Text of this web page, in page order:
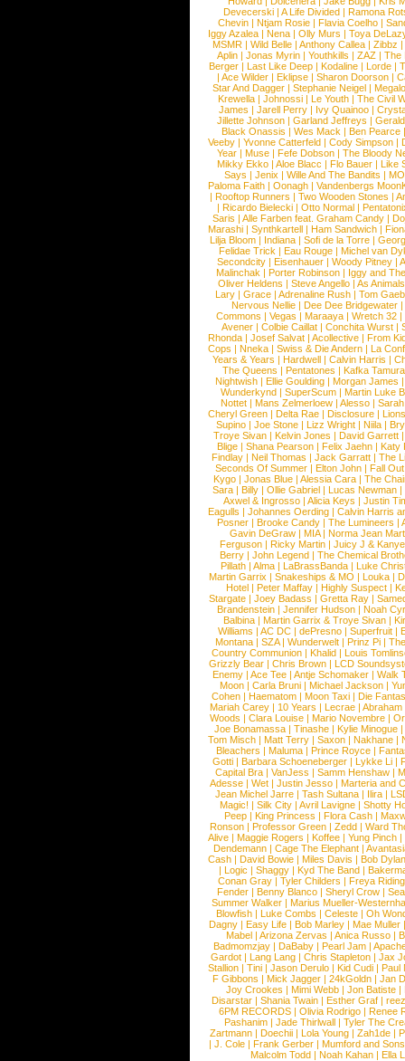
Devecerski |A Life Divided |Ramona
Chevin |Ntjam Rosie |Flavia Coelho |
Iggy Azalea | Nena | Olly Murs | Toya
MSMR |Wild Belle |Anthony Callea |Zibbz
Aplin | Jonas Myrin | Youthkills | ZAZ | The
Berger |Last Like Deep |Kodaline |Lorde |
|Ace Wilder |Eklipse |Sharon Doorson |
Star And Dagger | Stephanie Neigel |
Krewella | Johnossi | Le Youth | The Civil
James | Jarell Perry | Ivy Quainoo |
Jillette Johnson | Garland Jeffreys |
Black Onassis | Wes Mack | Ben Pearce
Veeby | Yvonne Catterfeld | Cody Simpson |
Year |Muse |Fefe Dobson |The Bloody
Mikky Ekko | Aloe Blacc | Flo Bauer | Like
Says | Jenix | Wille And The Bandits | MO
Paloma Faith |Oonagh |Vandenbergs
|Rooftop Runners |Two Wooden Stones |
| Ricardo Bielecki | Otto Normal |
Saris | Alle Farben feat. Graham Candy |
Marashi | Synthkartell | Ham Sandwich |
Lilja Bloom | Indiana | Sofi de la Torre |
Felidae Trick | Eau Rouge | Michel van
Secondcity |Eisenhauer |Woody Pitney |
Malinchak |Porter Robinson | Iggy and
Oliver Heldens |Steve Angello |As Animals
Lary | Grace | Adrenaline Rush | Tom
Nervous Nellie | Dee Dee Bridgewater |
Commons |Vegas |Maraaya |Wretch 32 |
Avener | Colbie Caillat | Conchita Wurst |
Rhonda | Josef Salvat | Acollective | From
Cops | Nneka | Swiss & Die Andern | La
Years & Years |Hardwell |Calvin Harris |
The Queens | Pentatones | Kafka Tamura
Nightwish |Ellie Goulding |Morgan James
Wunderkynd | SuperScum | Martin Luke
Nottet |Mans Zelmerloew |Alesso |
Cheryl Green |Delta Rae |Disclosure |
Supino |Joe Stone |Lizz Wright |Niila |
Troye Sivan | Kelvin Jones | David Garrett
Blige | Shana Pearson | Felix Jaehn | Katy
Findlay |Neil Thomas |Jack Garratt |The
Seconds Of Summer |Elton John |Fall
Kygo |Jonas Blue |Alessia Cara |The
Sara |Billy |Ollie Gabriel |Lucas Newman |
Axwel & Ingrosso | Alicia Keys | Justin
Eagulls |Johannes Oerding |Calvin Harris
Posner |Brooke Candy |The Lumineers |
Gavin DeGraw | MIA| Norma Jean
Ferguson | Ricky Martin | Juicy J &
Berry | John Legend | The Chemical
Pillath |Alma |LaBrassBanda |Luke
Martin Garrix | Snakeships & MO | Louka |
Hotel | Peter Maffay | Highly Suspect |
Stargate |Joey Badass |Gretta Ray |
Brandenstein |Jennifer Hudson |Noah
Balbina | Martin Garrix & Troye Sivan |
Williams |AC DC |dePresno |Superfruit |
Montana |SZA|Wunderwelt |Prinz Pi |
Country Communion | Khalid | Louis
Grizzly Bear | Chris Brown | LCD
Enemy | Ace Tee | Antje Schomaker | Walk
Moon |Carla Bruni |Michael Jackson |
Cohen |Haematom |Moon Taxi |Die
Mariah Carey | 10 Years | Lecrae | Abraham
Woods |Clara Louise |Mario Novembre |
Joe Bonamassa | Tinashe | Kylie Minogue |
Tom Misch |Matt Terry |Saxon |Nakhane |
Bleachers | Maluma | Prince Royce |
Gotti |Barbara Schoeneberger |Lykke Li |
Capital Bra |VanJess |Samm Henshaw |
Adesse |Wet |Justin Jesso |Marteria and
Jean Michel Jarre |Tash Sultana | Ilira |
Magic! | Silk City | Avril Lavigne | Shotty
Peep |King Princess |Flora Cash |
Ronson |Professor Green |Zedd |Ward
Alive |Maggie Rogers |Koffee |Yung Pinch |
Dendemann |Cage The Elephant |
Cash | David Bowie | Miles Davis | Bob Dylan
|Logic |Shaggy |Kyd The Band |
Conan Gray |Tyler Childers |Freya
Fender |Benny Blanco |Sheryl Crow |
Summer Walker |Marius Mueller-
Blowfish | Luke Combs | Celeste | Oh
Dagny |Easy Life |Bob Marley |Mae Muller
Mabel |Arizona Zervas |Anica Russo |
Badmomzjay |DaBaby |Pearl Jam |
Gardot | Lang Lang | Chris Stapleton | Jax
Stallion |Tini |Jason Derulo |Kid Cudi |Paul
F Gibbons | Mick Jagger | 24kGoldn | Jan
Joy Crookes | Mimi Webb | Jon Batiste |
Disarstar | Shania Twain | Esther Graf |
6PM RECORDS | Olivia Rodrigo | Renee
Pashanim |Jade Thirlwall |Tyler The
Zartmann | Doechii | Lola Young | Zah1de |
| J. Cole | Frank Gerber | Mumford and Sons
Malcolm Todd | Noah Kahan | Ella